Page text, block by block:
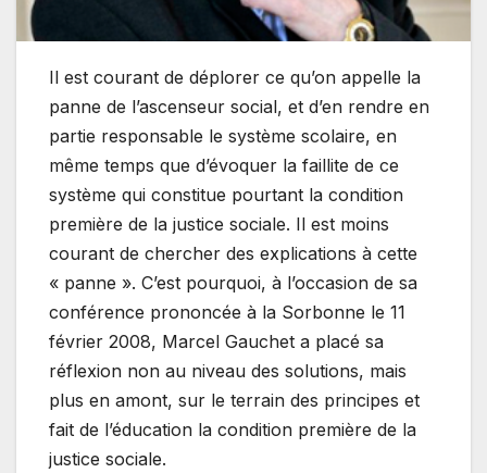
Il est courant de déplorer ce qu’on appelle la
panne de l’ascenseur social, et d’en rendre en
partie responsable le système scolaire, en
même temps que d’évoquer la faillite de ce
système qui constitue pourtant la condition
première de la justice sociale. Il est moins
courant de chercher des explications à cette
« panne ». C’est pourquoi, à l’occasion de sa
conférence prononcée à la Sorbonne le 11
février 2008, Marcel Gauchet a placé sa
réflexion non au niveau des solutions, mais
plus en amont, sur le terrain des principes et
fait de l’éducation la condition première de la
justice sociale.